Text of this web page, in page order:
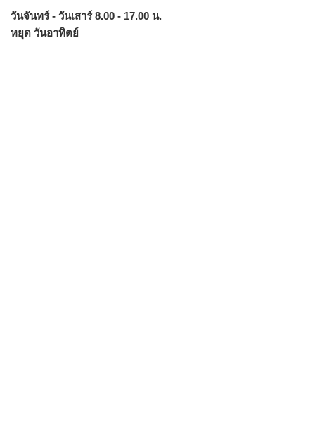
วันจันทร์ - วันเสาร์ 8.00 - 17.00 น.
หยุด วันอาทิตย์